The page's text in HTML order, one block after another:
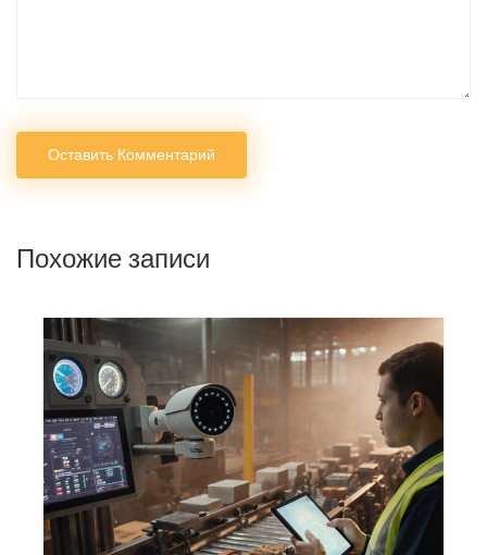
Оставить Комментарий
Похожие записи